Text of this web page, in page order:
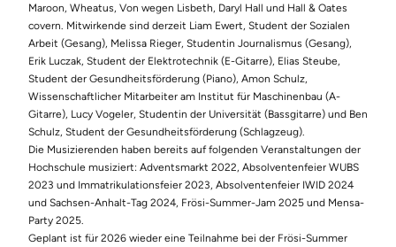
Maroon, Wheatus, Von wegen Lisbeth, Daryl Hall und Hall & Oates
covern. Mitwirkende sind derzeit Liam Ewert, Student der Sozialen
Arbeit (Gesang), Melissa Rieger, Studentin Journalismus (Gesang),
Erik Luczak, Student der Elektrotechnik (E-Gitarre), Elias Steube,
Student der Gesundheitsförderung (Piano), Amon Schulz,
Wissenschaftlicher Mitarbeiter am Institut für Maschinenbau (A-
Gitarre), Lucy Vogeler, Studentin der Universität (Bassgitarre) und Ben
Schulz, Student der Gesundheitsförderung (Schlagzeug).
Die Musizierenden haben bereits auf folgenden Veranstaltungen der
Hochschule musiziert: Adventsmarkt 2022, Absolventenfeier WUBS
2023 und Immatrikulationsfeier 2023, Absolventenfeier IWID 2024
und Sachsen-Anhalt-Tag 2024, Frösi-Summer-Jam 2025 und Mensa-
Party 2025.
Geplant ist für 2026 wieder eine Teilnahme bei der Frösi-Summer